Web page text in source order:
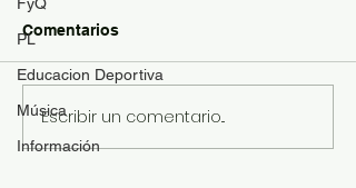
PL
Educacion Deportiva
Música
Información
Halloween 2022
Comentarios
Escribir un comentario...